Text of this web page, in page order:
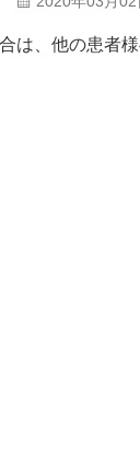
は、他の患者